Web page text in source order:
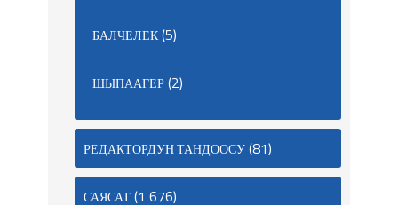
БАЛЧЕЛЕК(5)
ШЫПААГЕР(2)
РЕДАКТОРДУН ТАНДООСУ(81)
САЯСАТ(1 676)